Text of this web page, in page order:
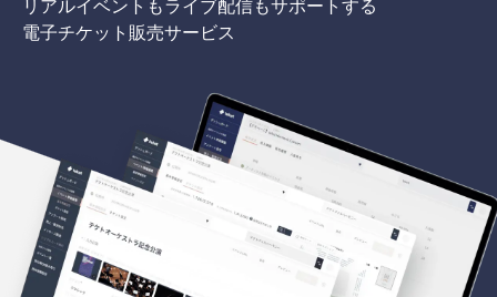
リアルイベントもライブ配信もサポートする
電子チケット販売サービス